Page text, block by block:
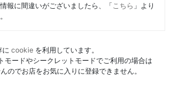
報に間違いがございましたら、「 こちら 」より
に cookie を利用しています。
モードやシークレットモードでご利用の場合は
のでお店をお気に入りに登録できません。